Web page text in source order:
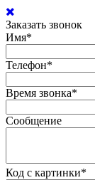
Заказать звонок
Имя*
Телефон*
Время звонка*
Сообщение
Код с картинки*